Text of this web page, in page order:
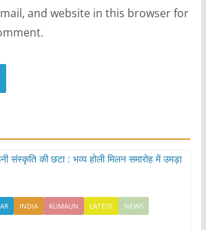
and website in this browser for
INDIA KUMAUN LATEST
NEWS